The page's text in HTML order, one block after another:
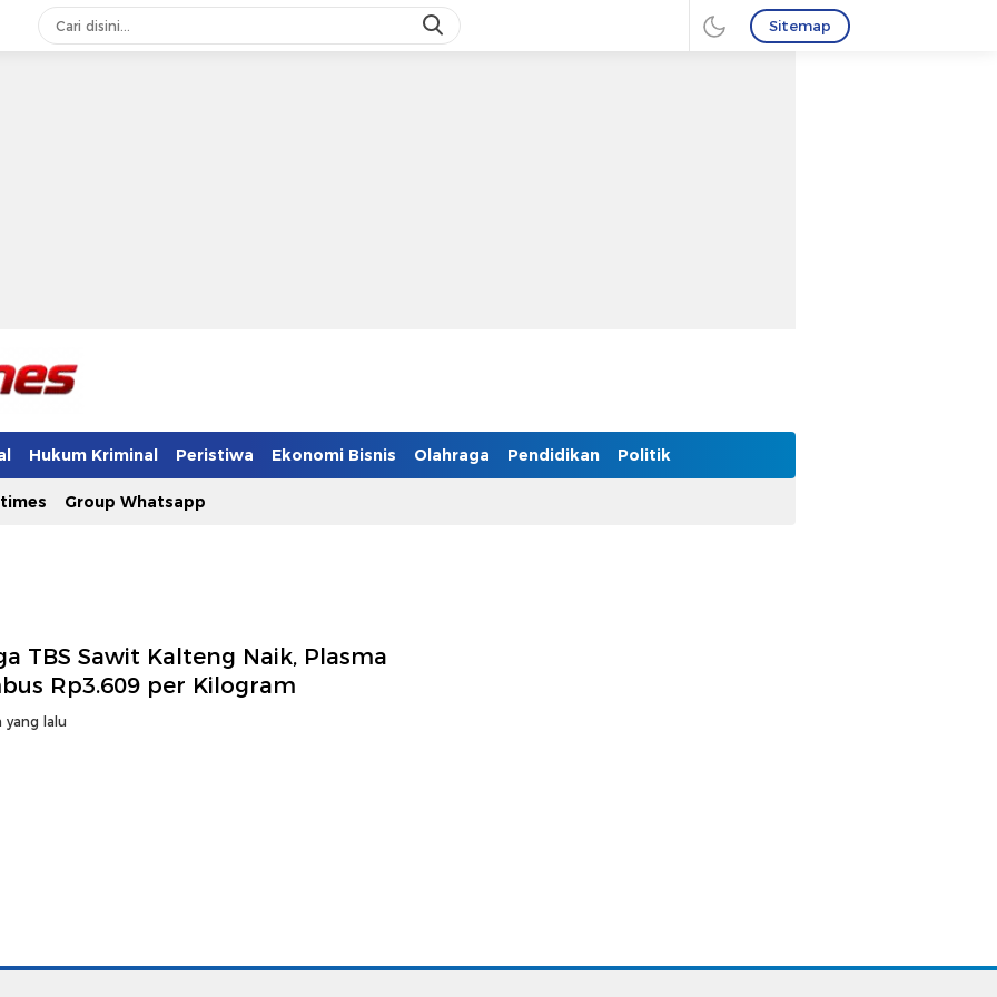
Sitemap
Hukum Kriminal Peristiwa Ekonomi Bisnis Olahraga Pendidikan Politik
Group Whatsapp
TBS Sawit Kalteng Naik, Plasma
Rp3.609 per Kilogram
yang lalu